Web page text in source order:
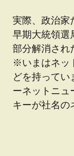
実際、政治家
早期大統領選
部分解消され
※いまはネッ
どを持ってい
ーネットニュ
キーが社名の